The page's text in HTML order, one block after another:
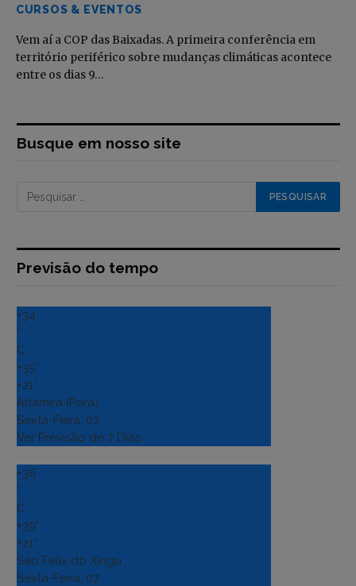
CURSOS & EVENTOS
Vem aí a COP das Baixadas. A primeira conferência em
território periférico sobre mudanças climáticas acontece
entre os dias 9…
Busque em nosso site
Previsão do tempo
+34
°
C
+35°
+21°
Altamira (Para)
Sexta-Feira, 07
Ver Previsão de 7 Dias
+36
°
C
+39°
+21°
Sao Felix do Xingu
Sexta-Feira, 07